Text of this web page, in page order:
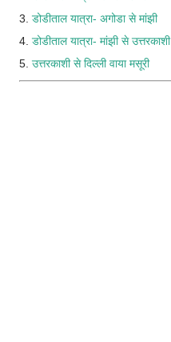
3. डोडीताल यात्रा- अगोडा से मांझी
4. डोडीताल यात्रा- मांझी से उत्तरकाशी
5. उत्तरकाशी से दिल्ली वाया मसूरी